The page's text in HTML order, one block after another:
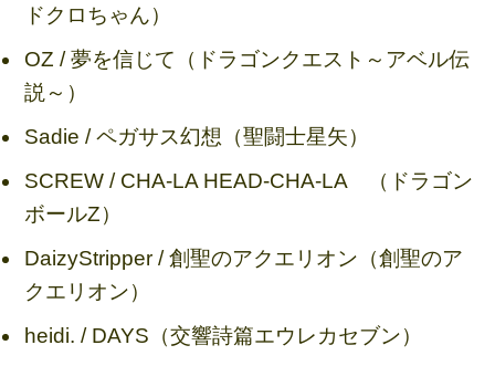
ドクロちゃん）
OZ / 夢を信じて（ドラゴンクエスト～アベル伝
説～）
Sadie / ペガサス幻想（聖闘士星矢）
SCREW / CHA-LA HEAD-CHA-LA （ドラゴン
ボールZ）
DaizyStripper / 創聖のアクエリオン（創聖のア
クエリオン）
heidi. / DAYS（交響詩篇エウレカセブン）